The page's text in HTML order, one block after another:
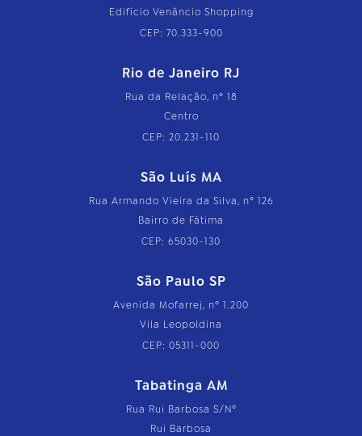
Edifício Venâncio Shopping
CEP: 70.333-900
Rio de Janeiro RJ
Rua da Relação, nº 18
Centro
CEP: 20.231-110
São Luís MA
Rua Armando Vieira da Silva, nº 126
Bairro de Fátima
CEP: 65030-130
São Paulo SP
Avenida Mofarrej, nº 1.200
Vila Leopoldina
CEP: 05311-000
Tabatinga AM
Rua Rui Barbosa S/Nº
Rui Barbosa